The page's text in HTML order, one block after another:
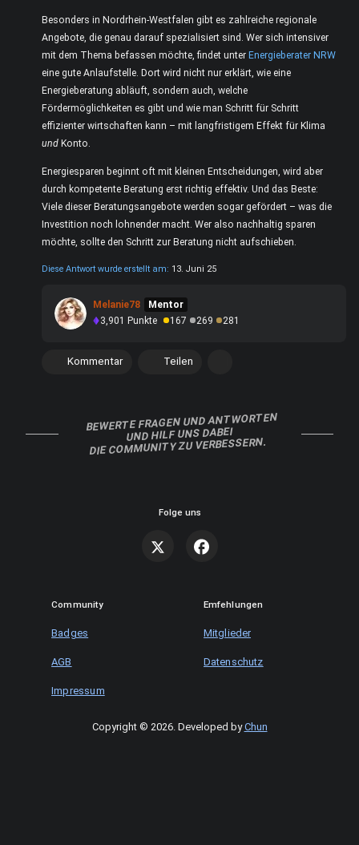
Besonders in Nordrhein-Westfalen gibt es zahlreiche regionale
Angebote, die genau darauf spezialisiert sind. Wer sich intensiver
mit dem Thema befassen möchte, findet unter Energieberater NRW
eine gute Anlaufstelle. Dort wird nicht nur erklärt, wie eine
Energieberatung abläuft, sondern auch, welche
Fördermöglichkeiten es gibt und wie man Schritt für Schritt
effizienter wirtschaften kann – mit langfristigem Effekt für Klima
und Konto.
Energiesparen beginnt oft mit kleinen Entscheidungen, wird aber
durch kompetente Beratung erst richtig effektiv. Und das Beste:
Viele dieser Beratungsangebote werden sogar gefördert – was die
Investition noch lohnender macht. Wer also nachhaltig sparen
möchte, sollte den Schritt zur Beratung nicht aufschieben.
Diese Antwort wurde erstellt am: 13. Juni 25
Melanie78
Mentor
3,901 Punkte 167 269 281
Kommentar Teilen
BEWERTE FRAGEN UND ANTWORTEN
UND HILF UNS DABEI
DIE COMMUNITY ZU VERBESSERN.
Folge uns
Community Emfehlungen
Badges Mitglieder
AGB Datenschutz
Impressum
Copyright © 2026. Developed byChun